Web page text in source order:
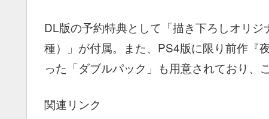
DL版の予約特典として「描き下ろしオリ
種）」が付属。また、PS4版に限り前作『
った「ダブルパック」も用意されており、
関連リンク